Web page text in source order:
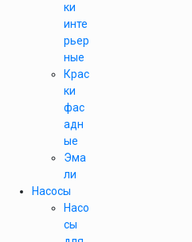
ки
инте
рьер
ные
Крас
ки
фас
адн
ые
Эма
ли
Насосы
Насо
сы